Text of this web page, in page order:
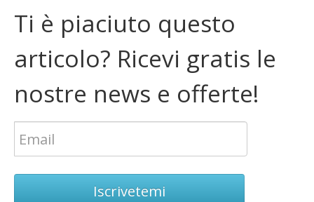
Ti è piaciuto questo
articolo? Ricevi gratis le
nostre news e offerte!
Iscrivetemi